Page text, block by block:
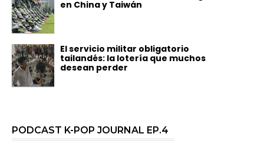
en China y Taiwán
El servicio militar obligatorio
tailandés: la lotería que muchos
desean perder
PODCAST K-POP JOURNAL EP.4